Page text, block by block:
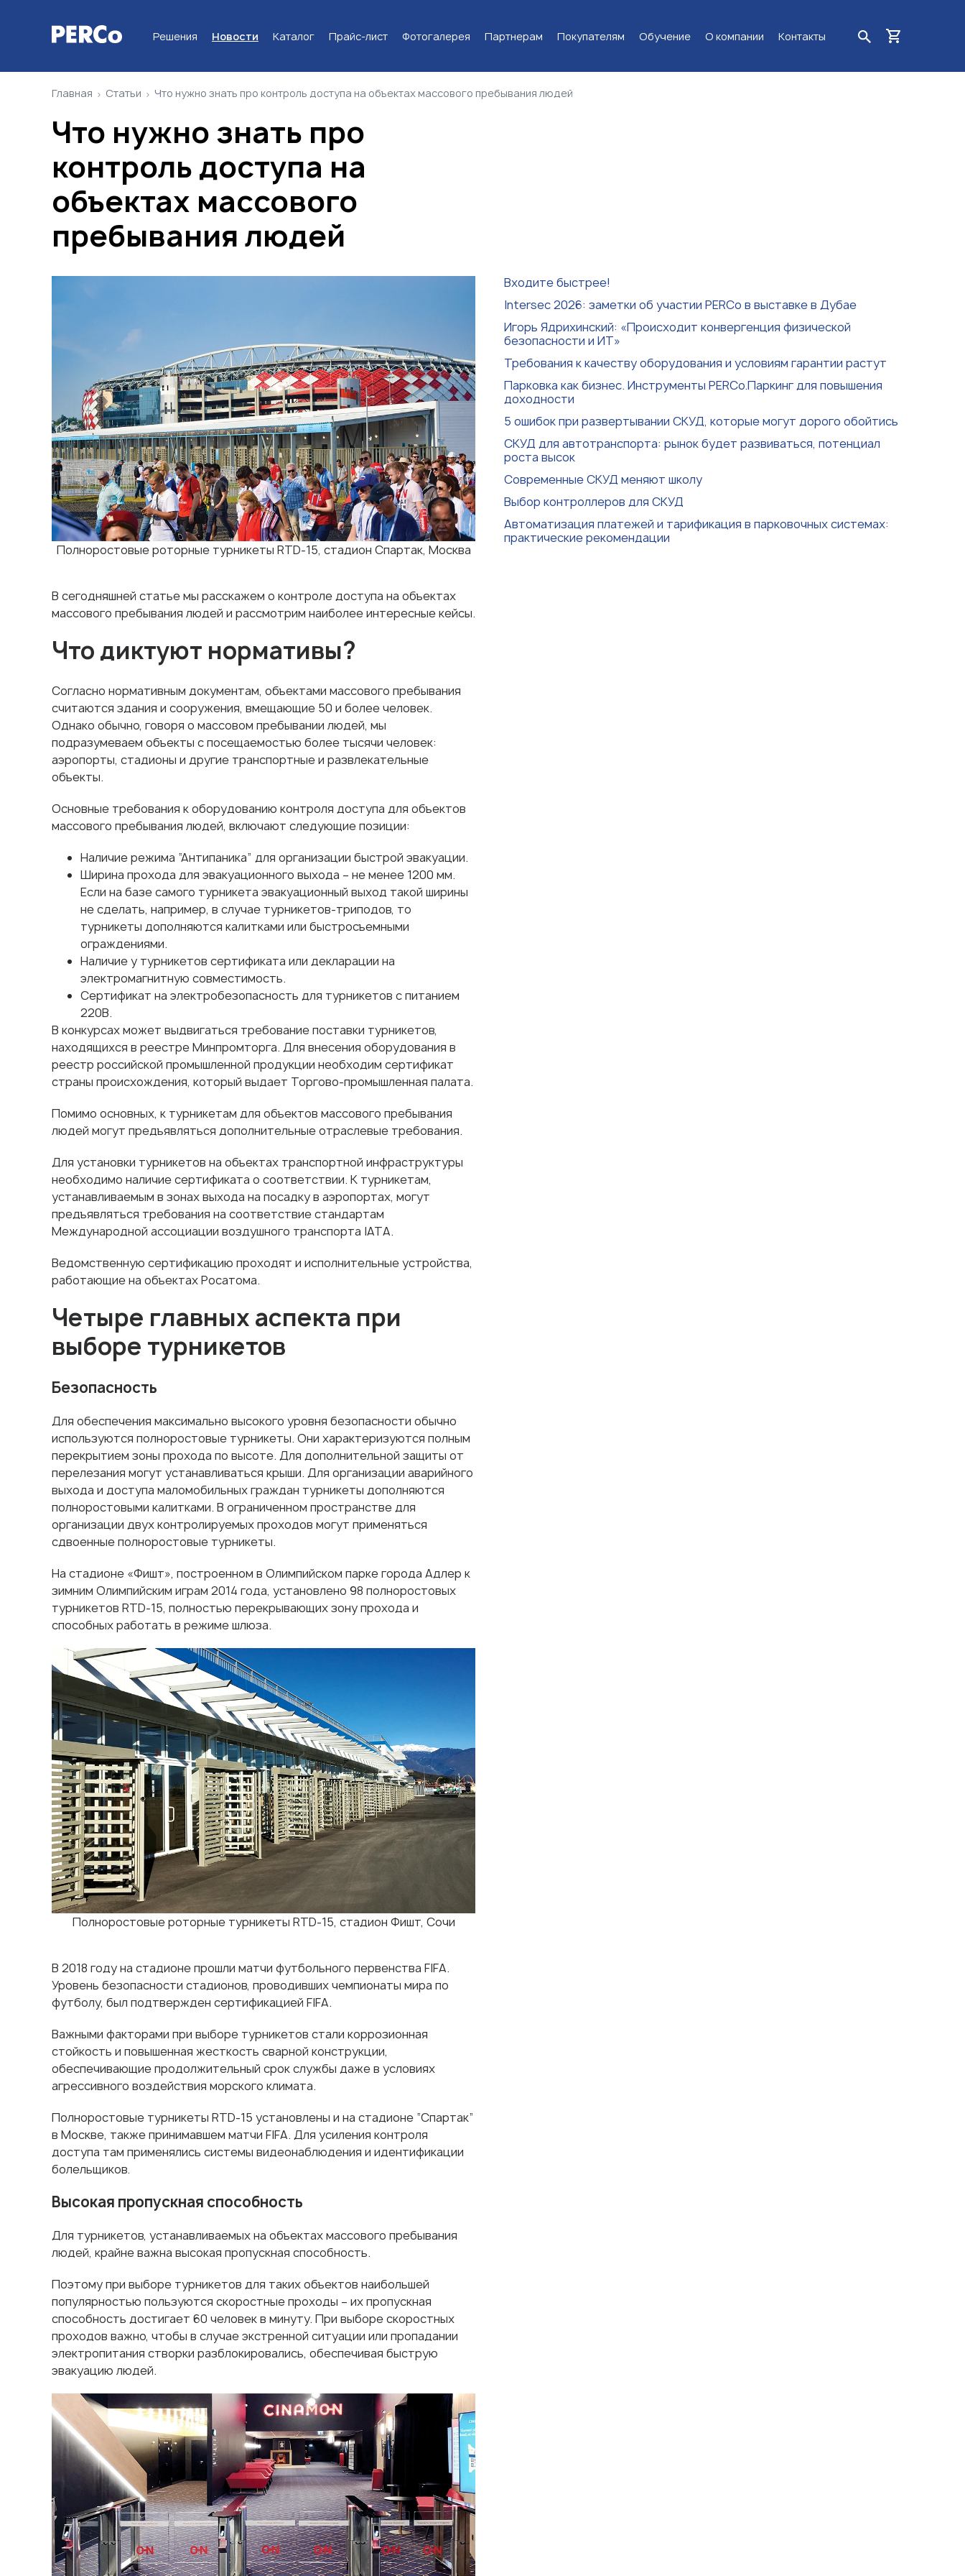
Решения Новости Каталог Прайс-лист Фотогалерея Партнерам Покупателям Обучение О компании Контакты
Главная Статьи Что нужно знать про контроль доступа на объектах массового пребывания людей
Что нужно знать про
контроль доступа на
объектах массового
пребывания людей
Полноростовые роторные турникеты RTD-15, стадион Спартак, Москва
В сегодняшней статье мы расскажем о контроле доступа на объектах
массового пребывания людей и рассмотрим наиболее интересные кейсы.
Что диктуют нормативы?
Согласно нормативным документам, объектами массового пребывания
считаются здания и сооружения, вмещающие 50 и более человек.
Однако обычно, говоря о массовом пребывании людей, мы
подразумеваем объекты с посещаемостью более тысячи человек:
аэропорты, стадионы и другие транспортные и развлекательные
объекты.
Основные требования к оборудованию контроля доступа для объектов
массового пребывания людей, включают следующие позиции:
Наличие режима “Антипаника” для организации быстрой эвакуации.
Ширина прохода для эвакуационного выхода – не менее 1200 мм.
Если на базе самого турникета эвакуационный выход такой ширины
не сделать, например, в случае турникетов-триподов, то
турникеты дополняются калитками или быстросъемными
ограждениями.
Наличие у турникетов сертификата или декларации на
электромагнитную совместимость.
Сертификат на электробезопасность для турникетов с питанием
220В.
В конкурсах может выдвигаться требование поставки турникетов,
находящихся в реестре Минпромторга. Для внесения оборудования в
реестр российской промышленной продукции необходим сертификат
страны происхождения, который выдает Торгово-промышленная палата.
Помимо основных, к турникетам для объектов массового пребывания
людей могут предъявляться дополнительные отраслевые требования.
Для установки турникетов на объектах транспортной инфраструктуры
необходимо наличие сертификата о соответствии. К турникетам,
устанавливаемым в зонах выхода на посадку в аэропортах, могут
предъявляться требования на соответствие стандартам
Международной ассоциации воздушного транспорта IATA.
Ведомственную сертификацию проходят и исполнительные устройства,
работающие на объектах Росатома.
Четыре главных аспекта при
выборе турникетов
Безопасность
Для обеспечения максимально высокого уровня безопасности обычно
используются полноростовые турникеты. Они характеризуются полным
перекрытием зоны прохода по высоте. Для дополнительной защиты от
перелезания могут устанавливаться крыши. Для организации аварийного
выхода и доступа маломобильных граждан турникеты дополняются
полноростовыми калитками. В ограниченном пространстве для
организации двух контролируемых проходов могут применяться
сдвоенные полноростовые турникеты.
На стадионе «Фишт», построенном в Олимпийском парке города Адлер к
зимним Олимпийским играм 2014 года, установлено 98 полноростовых
турникетов RTD-15, полностью перекрывающих зону прохода и
способных работать в режиме шлюза.
Полноростовые роторные турникеты RTD-15, стадион Фишт, Сочи
В 2018 году на стадионе прошли матчи футбольного первенства FIFA.
Уровень безопасности стадионов, проводивших чемпионаты мира по
футболу, был подтвержден сертификацией FIFA.
Важными факторами при выборе турникетов стали коррозионная
стойкость и повышенная жесткость сварной конструкции,
обеспечивающие продолжительный срок службы даже в условиях
агрессивного воздействия морского климата.
Полноростовые турникеты RTD-15 установлены и на стадионе “Спартак”
в Москве, также принимавшем матчи FIFA. Для усиления контроля
доступа там применялись системы видеонаблюдения и идентификации
болельщиков.
Высокая пропускная способность
Для турникетов, устанавливаемых на объектах массового пребывания
людей, крайне важна высокая пропускная способность.
Поэтому при выборе турникетов для таких объектов наибольшей
популярностью пользуются скоростные проходы – их пропускная
способность достигает 60 человек в минуту. При выборе скоростных
проходов важно, чтобы в случае экстренной ситуации или пропадании
электропитания створки разблокировались, обеспечивая быструю
эвакуацию людей.
Входите быстрее!
Intersec 2026: заметки об участии PERCo в выставке в Дубае
Игорь Ядрихинский: «Происходит конвергенция физической
безопасности и ИТ»
Требования к качеству оборудования и условиям гарантии растут
Парковка как бизнес. Инструменты PERCo.Паркинг для повышения
доходности
5 ошибок при развертывании СКУД, которые могут дорого обойтись
СКУД для автотранспорта: рынок будет развиваться, потенциал
роста высок
Современные СКУД меняют школу
Выбор контроллеров для СКУД
Автоматизация платежей и тарификация в парковочных системах:
практические рекомендации